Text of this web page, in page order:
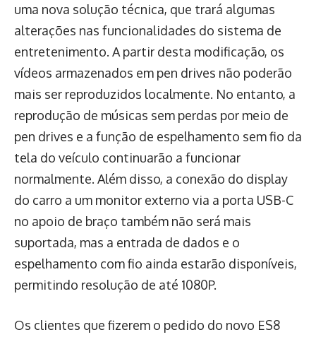
uma nova solução técnica, que trará algumas
alterações nas funcionalidades do sistema de
entretenimento. A partir desta modificação, os
vídeos armazenados em pen drives não poderão
mais ser reproduzidos localmente. No entanto, a
reprodução de músicas sem perdas por meio de
pen drives e a função de espelhamento sem fio da
tela do veículo continuarão a funcionar
normalmente. Além disso, a conexão do display
do carro a um monitor externo via a porta USB-C
no apoio de braço também não será mais
suportada, mas a entrada de dados e o
espelhamento com fio ainda estarão disponíveis,
permitindo resolução de até 1080P.
Os clientes que fizerem o pedido do novo ES8